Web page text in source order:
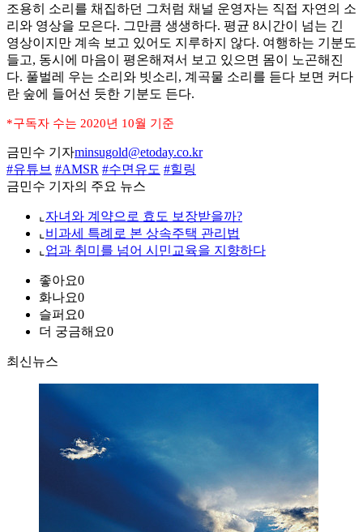
조용히 소리를 채집하던 그처럼 채널 운영자는 직접 자연의 소
리와 영상을 모은다. 그만큼 생생하다. 평균 8시간이 넘는 긴
영상이지만 계속 보고 있어도 지루하지 않다. 여행하는 기분도
들고, 동시에 마음이 평온해져서 보고 있으면 몸이 노곤해진
다. 풀벌레 우는 소리와 빗소리, 계곡물 소리를 듣다 보면 커다
란 숲에 들어선 듯한 기분도 든다.
*구독자 수는 2020년 10월 기준
금민수 기자minsugold@etoday.co.kr
#유튜브 #AMSR #수면유도 #힐링
금민수 기자의 주요 뉴스
⌞ 자녀와 계약으로 효도 보장받을까?
⌞ 비과세 특례로 본 상속주택 관리법
⌞ 업과 취미를 넘어 시민교육을 지향하다
좋아요0
화나요0
슬퍼요0
더 궁금해요0
최신뉴스